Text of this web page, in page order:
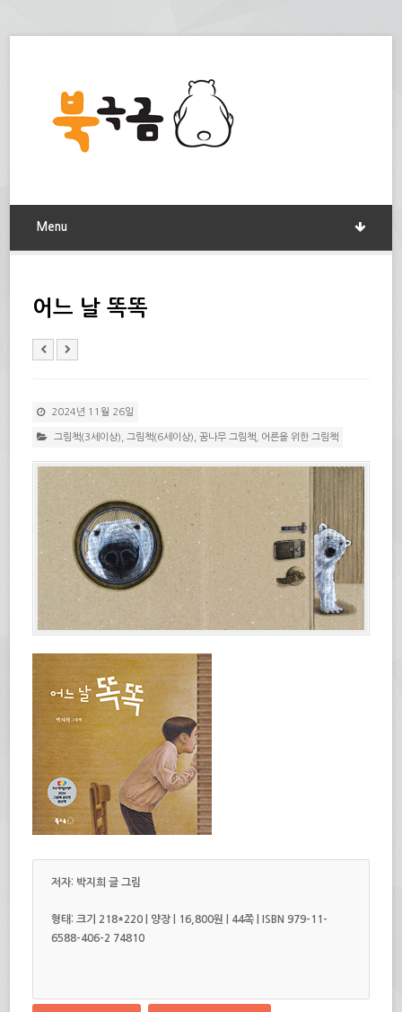
Menu
어느 날 똑똑
2024년 11월 26일
그림책(3세이상) ,그림책(6세이상) ,꿈나무 그림책 어른을 위한 그림책
저자: 박지희 글 그림
형태: 크기 218*220 | 양장 | 16,800원 | 44쪽 | ISBN979-11-
6588-406-2 74810